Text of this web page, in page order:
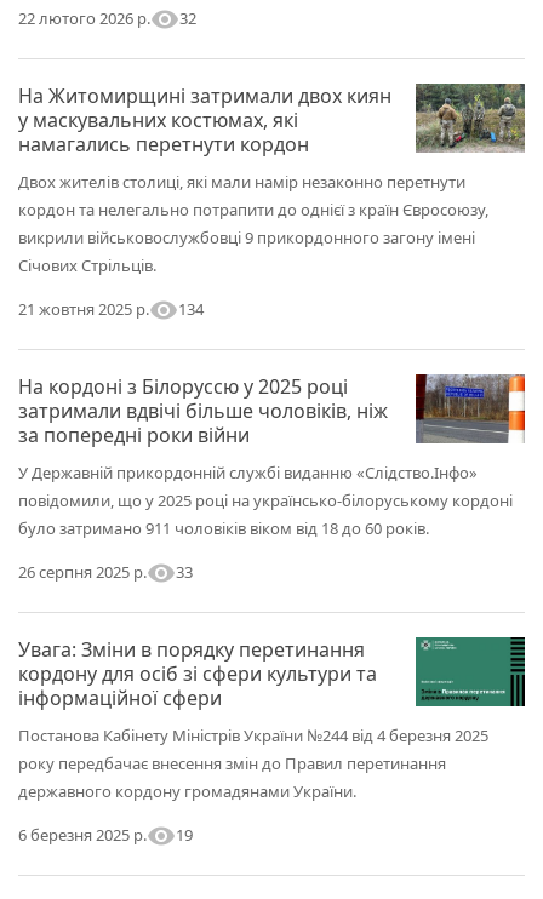
22 лютого 2026 р.visibility32
На Житомирщині затримали двох киян
у маскувальних костюмах, які
намагались перетнути кордон
Двох жителів столиці, які мали намір незаконно перетнути
кордон та нелегально потрапити до однієї з країн Євросоюзу,
викрили військовослужбовці 9 прикордонного загону імені
Січових Стрільців.
21 жовтня 2025 р.visibility134
На кордоні з Білоруссю у 2025 році
затримали вдвічі більше чоловіків, ніж
за попередні роки війни
У Державній прикордонній службі виданню «Слідство.Інфо»
повідомили, що у 2025 році на українсько-білоруському кордоні
було затримано 911 чоловіків віком від 18 до 60 років.
26 серпня 2025 р.visibility33
Увага: Зміни в порядку перетинання
кордону для осіб зі сфери культури та
інформаційної сфери
Постанова Кабінету Міністрів України №244 від 4 березня 2025
року передбачає внесення змін до Правил перетинання
державного кордону громадянами України.
6 березня 2025 р.visibility19